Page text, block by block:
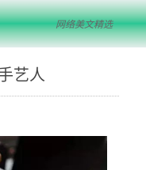
网络美文精选
艺人